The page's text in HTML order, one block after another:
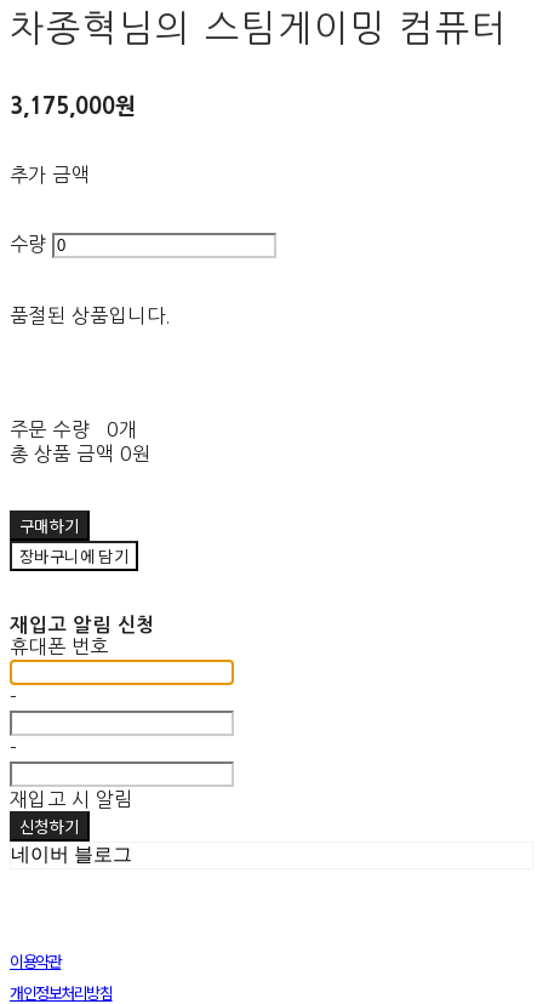
차종혁님의 스팀게이밍 컴퓨터
3,175,000원
추가 금액
수량
품절된 상품입니다.
주문 수량
0개
총 상품 금액 0원
구매하기
장바구니에 담기
재입고 알림 신청
휴대폰 번호
-
-
재입고 시 알림
신청하기
네이버 블로그
이용약관
개인정보처리방침